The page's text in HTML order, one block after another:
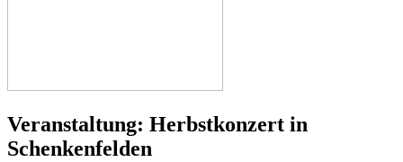
Veranstaltung: Herbstkonzert in
Schenkenfelden